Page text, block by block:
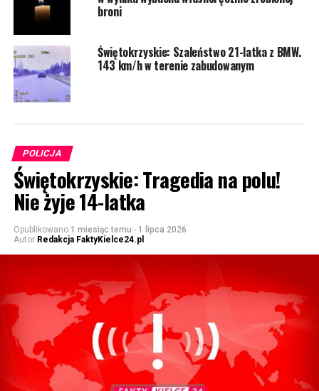
broni
Świętokrzyskie: Szaleństwo 21-latka z BMW.
143 km/h w terenie zabudowanym
POLICJA
Świętokrzyskie: Tragedia na polu!
Nie żyje 14-latka
Opublikowano 1 miesiąc temu - 1 lipca 2026
Autor Redakcja FaktyKielce24.pl